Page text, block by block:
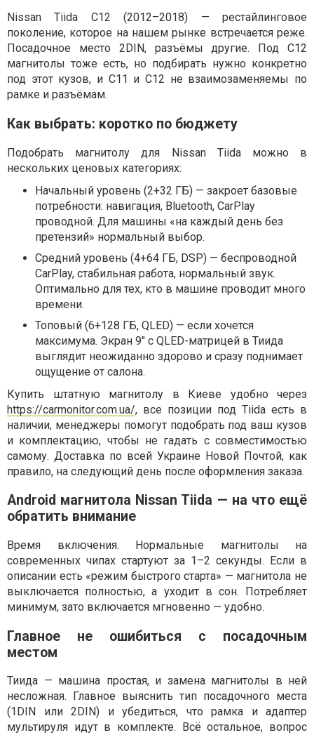
Nissan Tiida C12 (2012–2018) — рестайлинговое
поколение, которое на нашем рынке встречается реже.
Посадочное место 2DIN, разъёмы другие. Под C12
магнитолы тоже есть, но подбирать нужно конкретно
под этот кузов, и C11 и C12 не взаимозаменяемы по
рамке и разъёмам.
Как выбрать: коротко по бюджету
Подобрать магнитолу для Nissan Tiida можно в
нескольких ценовых категориях:
Начальный уровень (2+32 ГБ) — закроет базовые
потребности: навигация, Bluetooth, CarPlay
проводной. Для машины «на каждый день без
претензий» нормальный выбор.
Средний уровень (4+64 ГБ, DSP) — беспроводной
CarPlay, стабильная работа, нормальный звук.
Оптимально для тех, кто в машине проводит много
времени.
Топовый (6+128 ГБ, QLED) — если хочется
максимума. Экран 9" с QLED-матрицей в Тиида
выглядит неожиданно здорово и сразу поднимает
ощущение от салона.
Купить штатную магнитолу в Киеве удобно через
https://carmonitor.com.ua/, все позиции под Tiida есть в
наличии, менеджеры помогут подобрать под ваш кузов
и комплектацию, чтобы не гадать с совместимостью
самому. Доставка по всей Украине Новой Почтой, как
правило, на следующий день после оформления заказа.
Android магнитола Nissan Tiida — на что ещё
обратить внимание
Время включения. Нормальные магнитолы на
современных чипах стартуют за 1–2 секунды. Если в
описании есть «режим быстрого старта» — магнитола не
выключается полностью, а уходит в сон. Потребляет
минимум, зато включается мгновенно — удобно.
Главное не ошибиться с посадочным
местом
Тиида — машина простая, и замена магнитолы в ней
несложная. Главное выяснить тип посадочного места
(1DIN или 2DIN) и убедиться, что рамка и адаптер
мультируля идут в комплекте. Всё остальное, вопрос